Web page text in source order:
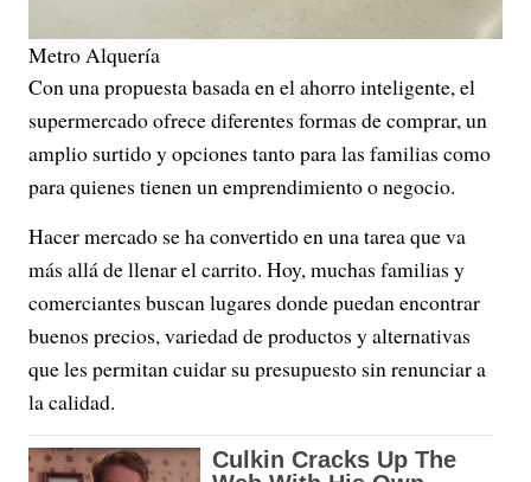
Metro Alquería
Con una propuesta basada en el ahorro inteligente, el
supermercado ofrece diferentes formas de comprar, un
amplio surtido y opciones tanto para las familias como
para quienes tienen un emprendimiento o negocio.
Hacer mercado se ha convertido en una tarea que va
más allá de llenar el carrito. Hoy, muchas familias y
comerciantes buscan lugares donde puedan encontrar
buenos precios, variedad de productos y alternativas
que les permitan cuidar su presupuesto sin renunciar a
la calidad.